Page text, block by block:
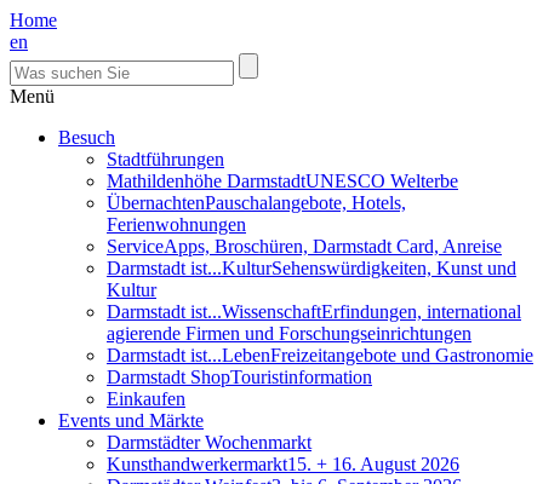
Home
en
Menü
Besuch
Stadtführungen
Mathildenhöhe DarmstadtUNESCO Welterbe
ÜbernachtenPauschalangebote, Hotels,
Ferienwohnungen
ServiceApps, Broschüren, Darmstadt Card, Anreise
Darmstadt ist...KulturSehenswürdigkeiten, Kunst und
Kultur
Darmstadt ist...WissenschaftErfindungen, international
agierende Firmen und Forschungseinrichtungen
Darmstadt ist...LebenFreizeitangebote und Gastronomie
Darmstadt ShopTouristinformation
Einkaufen
Events und Märkte
Darmstädter Wochenmarkt
Kunsthandwerkermarkt15. + 16. August 2026